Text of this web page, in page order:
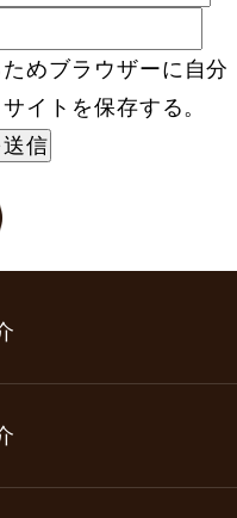
めブラウザーに自分
イトを保存する。